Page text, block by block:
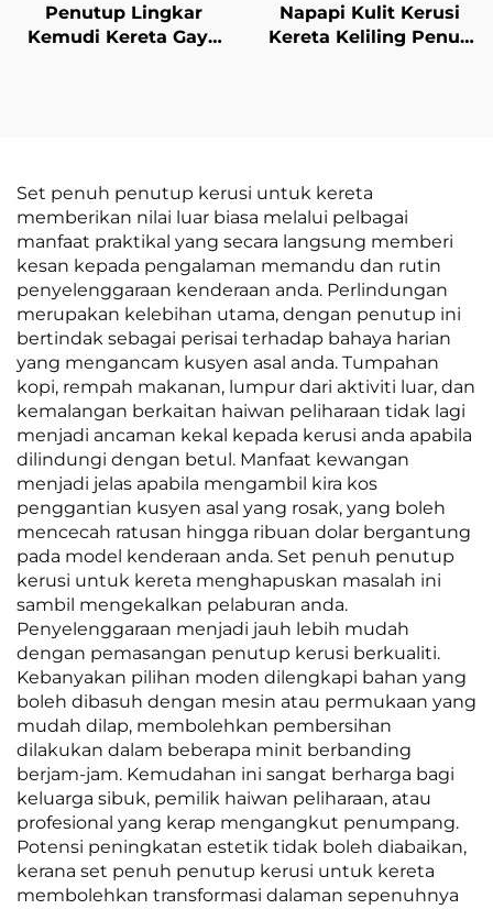
Penutup Lingkar
Kemudi Kereta Gaya
Salji Hiasan Kereta
Napapi Kulit Kerusi
Kereta Keliling Penuh
Set penuh penutup kerusi untuk kereta
memberikan nilai luar biasa melalui pelbagai
manfaat praktikal yang secara langsung memberi
kesan kepada pengalaman memandu dan rutin
penyelenggaraan kenderaan anda. Perlindungan
merupakan kelebihan utama, dengan penutup ini
bertindak sebagai perisai terhadap bahaya harian
yang mengancam kusyen asal anda. Tumpahan
kopi, rempah makanan, lumpur dari aktiviti luar, dan
kemalangan berkaitan haiwan peliharaan tidak lagi
menjadi ancaman kekal kepada kerusi anda apabila
dilindungi dengan betul. Manfaat kewangan
menjadi jelas apabila mengambil kira kos
penggantian kusyen asal yang rosak, yang boleh
mencecah ratusan hingga ribuan dolar bergantung
pada model kenderaan anda. Set penuh penutup
kerusi untuk kereta menghapuskan masalah ini
sambil mengekalkan pelaburan anda.
Penyelenggaraan menjadi jauh lebih mudah
dengan pemasangan penutup kerusi berkualiti.
Kebanyakan pilihan moden dilengkapi bahan yang
boleh dibasuh dengan mesin atau permukaan yang
mudah dilap, membolehkan pembersihan
dilakukan dalam beberapa minit berbanding
berjam-jam. Kemudahan ini sangat berharga bagi
keluarga sibuk, pemilik haiwan peliharaan, atau
profesional yang kerap mengangkut penumpang.
Potensi peningkatan estetik tidak boleh diabaikan,
kerana set penuh penutup kerusi untuk kereta
membolehkan transformasi dalaman sepenuhnya